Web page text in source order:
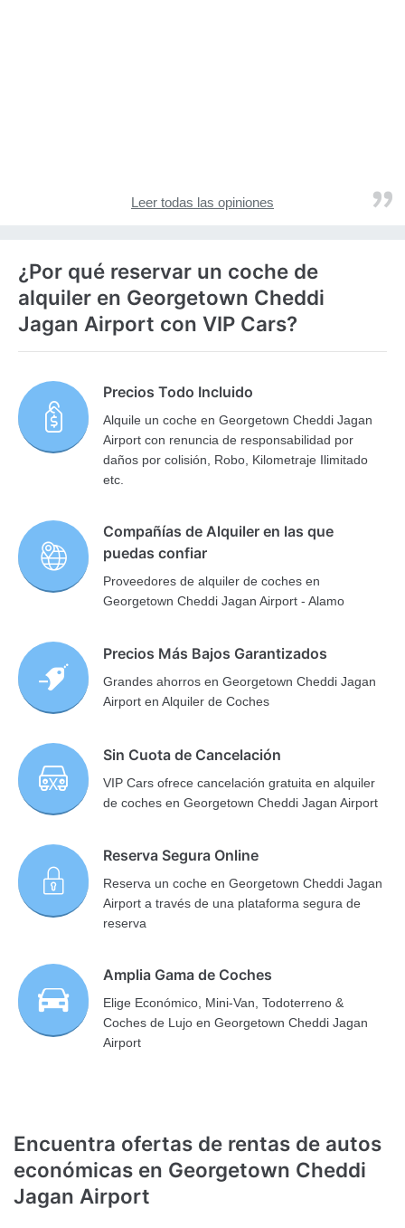
Leer todas las opiniones
¿Por qué reservar un coche de
alquiler en Georgetown Cheddi
Jagan Airport con VIP Cars?
Precios Todo Incluido
Alquile un coche en Georgetown Cheddi Jagan
Airport con renuncia de responsabilidad por
daños por colisión, Robo, Kilometraje Ilimitado
etc.
Compañías de Alquiler en las que
puedas confiar
Proveedores de alquiler de coches en
Georgetown Cheddi Jagan Airport - Alamo
Precios Más Bajos Garantizados
Grandes ahorros en Georgetown Cheddi Jagan
Airport en Alquiler de Coches
Sin Cuota de Cancelación
VIP Cars ofrece cancelación gratuita en alquiler
de coches en Georgetown Cheddi Jagan Airport
Reserva Segura Online
Reserva un coche en Georgetown Cheddi Jagan
Airport a través de una plataforma segura de
reserva
Amplia Gama de Coches
Elige Económico, Mini-Van, Todoterreno &
Coches de Lujo en Georgetown Cheddi Jagan
Airport
Encuentra ofertas de rentas de autos
económicas en Georgetown Cheddi
Jagan Airport